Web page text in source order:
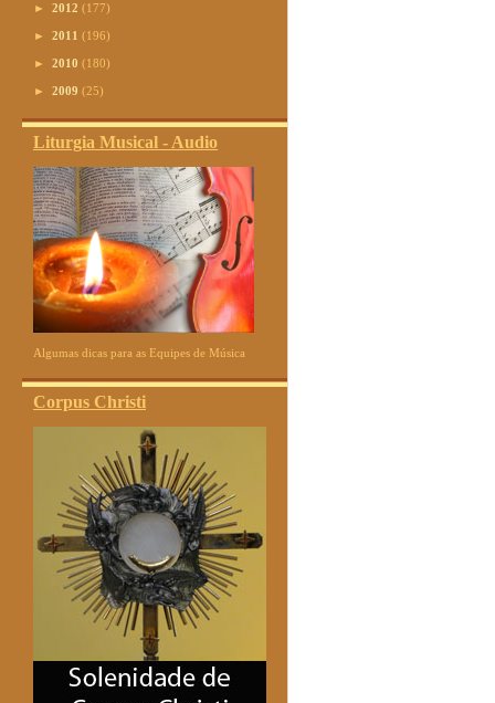
► 2012 (177)
► 2011 (196)
► 2010 (180)
► 2009 (25)
Liturgia Musical - Audio
Algumas dicas para as Equipes de Música
Corpus Christi